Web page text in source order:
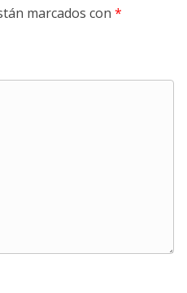
marcados con *